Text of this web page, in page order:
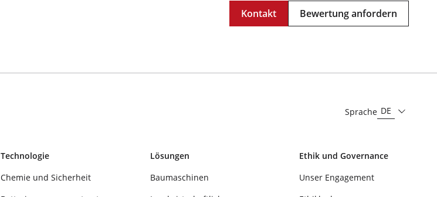
Kontakt Bewertung anfordern
Sprache DE
Technologie
Chemie und Sicherheit
Lösungen
Baumaschinen
Ethik und Governance
Unser Engagement